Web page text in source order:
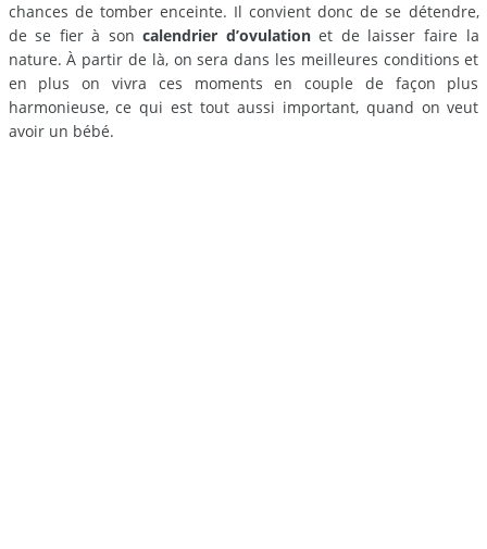
chances de tomber enceinte. Il convient donc de se détendre,
de se fier à soncalendrier d’ovulationet de laisser faire la
nature. À partir de là, on sera dans les meilleures conditions et
en plus on vivra ces moments en couple de façon plus
harmonieuse, ce qui est tout aussi important, quand on veut
avoir un bébé.